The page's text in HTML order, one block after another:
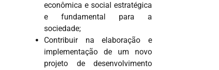
econômica e social estratégica
e fundamental para a
sociedade;
Contribuir na elaboração e
implementação de um novo
projeto de desenvolvimento